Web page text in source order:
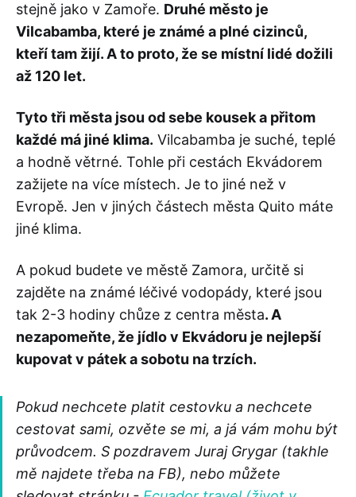
stejně jako v Zamoře. Druhé město je
Vilcabamba, které je známé a plné cizinců,
kteří tam žijí. A to proto, že se místní lidé dožili
až 120 let.
Tyto tři města jsou od sebe kousek a přitom
každé má jiné klima. Vilcabamba je suché, teplé
a hodně větrné. Tohle při cestách Ekvádorem
zažijete na více místech. Je to jiné než v
Evropě. Jen v jiných částech města Quito máte
jiné klima.
A pokud budete ve městě Zamora, určitě si
zajděte na známé léčivé vodopády, které jsou
tak 2-3 hodiny chůze z centra města. A
nezapomeňte, že jídlo v Ekvádoru je nejlepší
kupovat v pátek a sobotu na trzích.
Pokud nechcete platit cestovku a nechcete
cestovat sami, ozvěte se mi, a já vám mohu být
průvodcem. S pozdravem Juraj Grygar (takhle
mě najdete třeba na FB), nebo můžete